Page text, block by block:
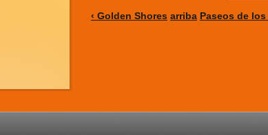
‹ Golden Shores arriba Paseos de los